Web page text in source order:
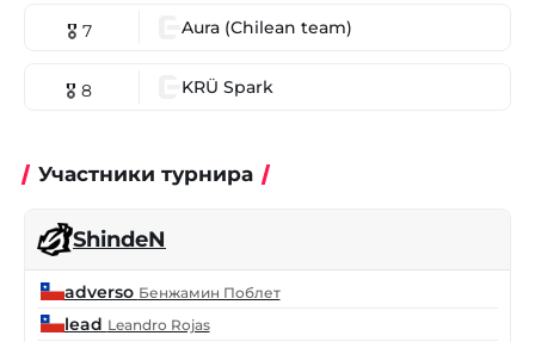
🎖 7 Aura (Chilean team)
🎖 8 KRÜ Spark
Участники турнира
ShindeN
adverso Бенжамин Поблет
lead Leandro Rojas